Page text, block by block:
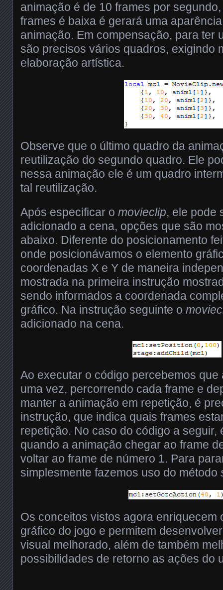
animação é de 10 frames por
frames é baixa é gerará uma
animação. Em compensação, para ter
são precisos vários quadros, exigindo
elaboração artística.
Observe que o último quadro da
reutilização do segundo quadro. Ele
nessa animação ele é um quadro
tal reutilização.
Após especificar o movieclip, ele pode
adicionado a cena, opções que são
abaixo. Diferente do posicionamento
onde posicionávamos o elemento
coordenadas X e Y de maneira
mostrada na primeira instrução
sendo informados a coordenada
gráfico. Na instrução seguinte o
adicionado na cena.
Ao executar o código percebemos
uma vez, percorrendo cada frame e
manter a animação em repetição, é
instrução, que indica quais frames
repetição. No caso do código a seguir,
quando a animação chegar ao frame
voltar ao frame de número 1. Para
simplesmente fazemos uso do método
Os conceitos vistos agora enriquecem
gráfico do jogo e permitem
visual melhorado, além de também
possibilidades de retorno as ações do